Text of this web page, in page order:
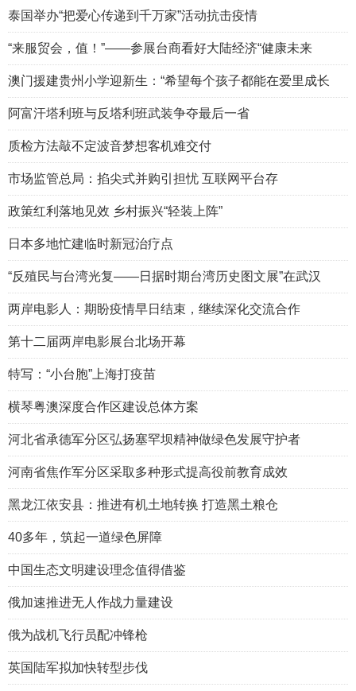
泰国举办“把爱心传递到千万家”活动抗击疫情
“来服贸会，值！”——参展台商看好大陆经济“健康未来
澳门援建贵州小学迎新生：“希望每个孩子都能在爱里成长
阿富汗塔利班与反塔利班武装争夺最后一省
质检方法敲不定波音梦想客机难交付
市场监管总局：掐尖式并购引担忧 互联网平台存
政策红利落地见效 乡村振兴“轻装上阵”
日本多地忙建临时新冠治疗点
“反殖民与台湾光复——日据时期台湾历史图文展”在武汉
两岸电影人：期盼疫情早日结束，继续深化交流合作
第十二届两岸电影展台北场开幕
特写：“小台胞”上海打疫苗
横琴粤澳深度合作区建设总体方案
河北省承德军分区弘扬塞罕坝精神做绿色发展守护者
河南省焦作军分区采取多种形式提高役前教育成效
黑龙江依安县：推进有机土地转换 打造黑土粮仓
40多年，筑起一道绿色屏障
中国生态文明建设理念值得借鉴
俄加速推进无人作战力量建设
俄为战机飞行员配冲锋枪
英国陆军拟加快转型步伐